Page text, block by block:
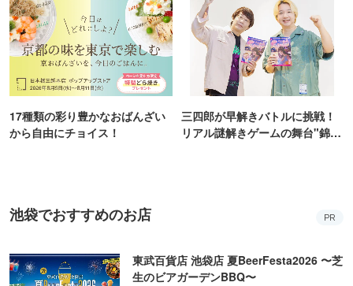
17種類の彩り豊かなおばんざい
から自由にチョイス！
三四郎が早解きバトルに挑戦！
リアル謎解きゲームの舞台"錦糸
池袋でおすすめのお店 PR
東武百貨店 池袋店 夏BeerFesta2026 〜芝
生のビアガーデンBBQ〜